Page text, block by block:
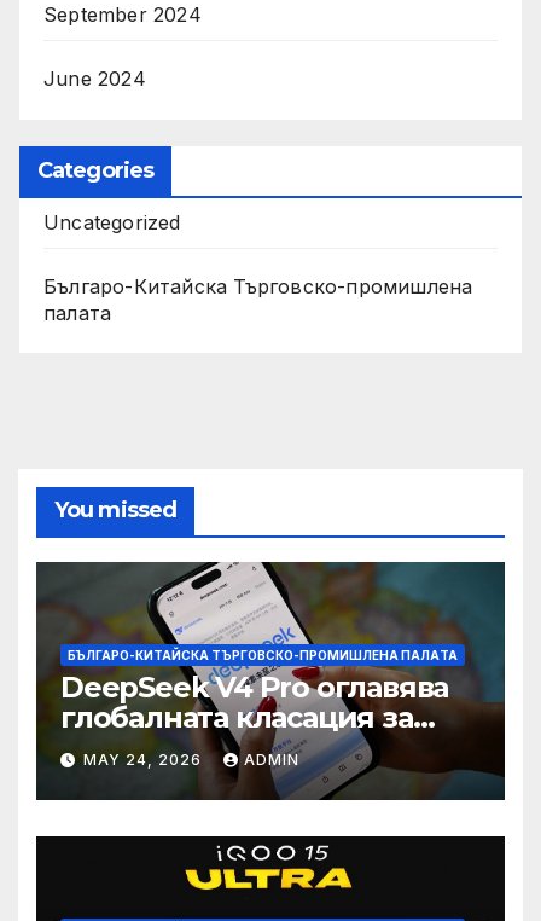
September 2024
June 2024
Categories
Uncategorized
Българо-Китайска Търговско-промишлена
палaта
You missed
БЪЛГАРО-КИТАЙСКА ТЪРГОВСКО-ПРОМИШЛЕНА ПАЛAТА
DeepSeek V4 Pro оглавява
глобалната класация за
печалба след 75%
намаление на цената
MAY 24, 2026 ADMIN